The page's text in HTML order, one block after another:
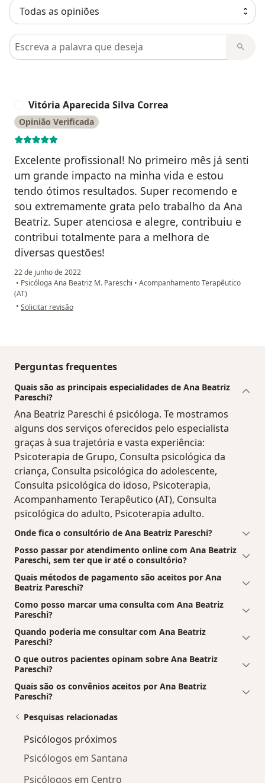
Pesquisar em opiniões
Vitória Aparecida Silva Correa
Opinião Verificada
Excelente profissional! No primeiro mês já senti
um grande impacto na minha vida e estou
tendo ótimos resultados. Super recomendo e
sou extremamente grata pelo trabalho da Ana
Beatriz. Super atenciosa e alegre, contribuiu e
contribui totalmente para a melhora de
diversas questões!
22 de junho de 2022
• Psicóloga Ana Beatriz M. Pareschi • Acompanhamento Terapêutico
(AT)
• na opinião do utilizador Vitória Aparecida Silva Correa
Solicitar revisão
Perguntas frequentes
Quais são as principais especialidades de Ana Beatriz
Pareschi?
Ana Beatriz Pareschi é psicóloga. Te mostramos
alguns dos serviços oferecidos pelo especialista
graças à sua trajetória e vasta experiência:
Psicoterapia de Grupo, Consulta psicológica da
criança, Consulta psicológica do adolescente,
Consulta psicológica do idoso, Psicoterapia,
Acompanhamento Terapêutico (AT), Consulta
psicológica do adulto, Psicoterapia adulto.
Onde fica o consultório de Ana Beatriz Pareschi?
Posso passar por atendimento online com Ana Beatriz
Pareschi, sem ter que ir até o consultório?
Quais métodos de pagamento são aceitos por Ana
Beatriz Pareschi?
Como posso marcar uma consulta com Ana Beatriz
Pareschi?
Quando poderia me consultar com Ana Beatriz
Pareschi?
O que outros pacientes opinam sobre Ana Beatriz
Pareschi?
Quais são os convênios aceitos por Ana Beatriz
Pareschi?
Pesquisas relacionadas
Psicólogos próximos
Psicólogos em Santana
Psicólogos em Centro